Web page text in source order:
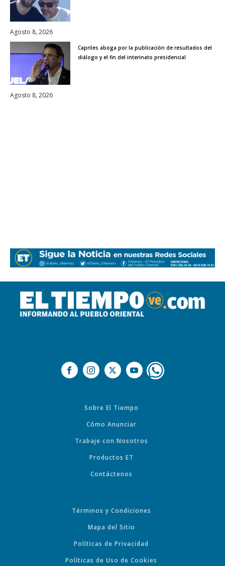
Agosto 8, 2026
Capriles aboga por la publicación de resultados del
diálogo y el fin del interinato presidencial
Agosto 8, 2026
Sobre El Tiempo
Cómo Anunciar
Trabaje con Nosotros
Productos ET
Contáctenos
Términos y Condiciones
Mapa del Sitio
Políticas de Privacidad
Políticas de Uso de Cookies